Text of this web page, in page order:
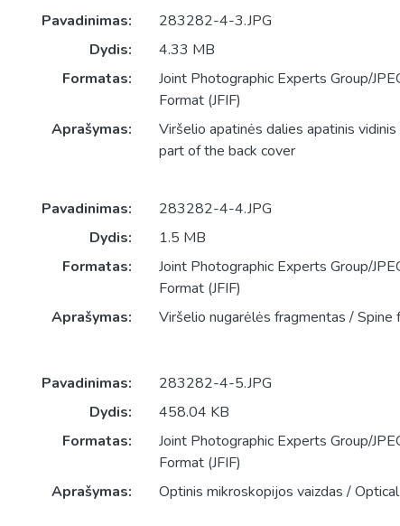
Pavadinimas:
283282-4-3.JPG
Dydis:
4.33 MB
Formatas:
Joint Photographic Experts Group/
Format (JFIF)
Aprašymas:
Viršelio apatinės dalies apatinis
part of the back cover
Pavadinimas:
283282-4-4.JPG
Dydis:
1.5 MB
Formatas:
Joint Photographic Experts Group/
Format (JFIF)
Aprašymas:
Viršelio nugarėlės fragmentas / Spine
Pavadinimas:
283282-4-5.JPG
Dydis:
458.04 KB
Formatas:
Joint Photographic Experts Group/
Format (JFIF)
Aprašymas:
Optinis mikroskopijos vaizdas /